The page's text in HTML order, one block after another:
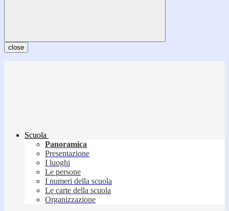
close
Scuola
Panoramica
Presentazione
I luoghi
Le persone
I numeri della scuola
Le carte della scuola
Organizzazione